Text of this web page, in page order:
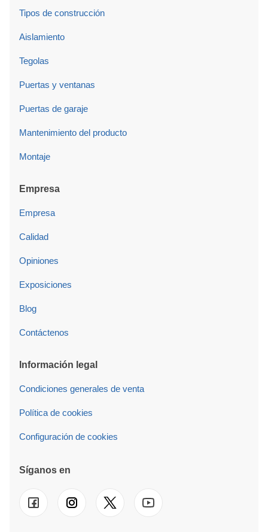
Tipos de construcción
Aislamiento
Tegolas
Puertas y ventanas
Puertas de garaje
Mantenimiento del producto
Montaje
Empresa
Empresa
Calidad
Opiniones
Exposiciones
Blog
Contáctenos
Información legal
Condiciones generales de venta
Política de cookies
Configuración de cookies
Síganos en